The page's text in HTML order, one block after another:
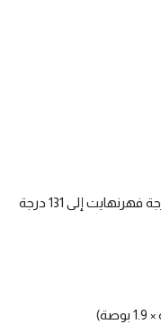
-10 درجة مئوية إلى +55 درجة مئوية (14 درجة فهرنهايت إلى 131 درجة